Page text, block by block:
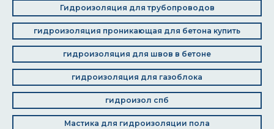
Гидроизоляция для трубопроводов
гидроизоляция проникающая для бетона купить
гидроизоляция для швов в бетоне
гидроизоляция для газоблока
гидроизол спб
Мастика для гидроизоляции пола